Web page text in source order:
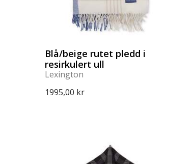
Blå/beige rutet pledd i
resirkulert ull
Lexington
1995,00 kr